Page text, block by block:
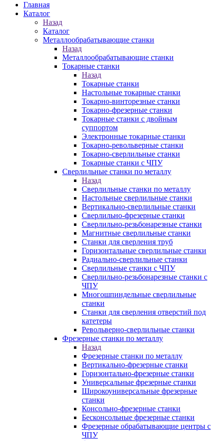
Главная
Каталог
Назад
Каталог
Металлообрабатывающие станки
Назад
Металлообрабатывающие станки
Токарные станки
Назад
Токарные станки
Настольные токарные станки
Токарно-винторезные станки
Токарно-фрезерные станки
Токарные станки с двойным
суппортом
Электронные токарные станки
Токарно-револьверные станки
Токарно-сверлильные станки
Токарные станки с ЧПУ
Сверлильные станки по металлу
Назад
Сверлильные станки по металлу
Настольные сверлильные станки
Вертикально-сверлильные станки
Сверлильно-фрезерные станки
Сверлильно-резьбонарезные станки
Магнитные сверлильные станки
Станки для сверления труб
Горизонтальные сверлильные станки
Радиально-сверлильные станки
Сверлильные станки с ЧПУ
Сверлильно-резьбонарезные станки с
ЧПУ
Многошпиндельные сверлильные
станки
Станки для сверления отверстий под
катетеры
Револьверно-сверлильные станки
Фрезерные станки по металлу
Назад
Фрезерные станки по металлу
Вертикально-фрезерные станки
Горизонтально-фрезерные станки
Универсальные фрезерные станки
Широкоуниверсальные фрезерные
станки
Консольно-фрезерные станки
Бесконсольные фрезерные станки
Фрезерные обрабатывающие центры с
ЧПУ